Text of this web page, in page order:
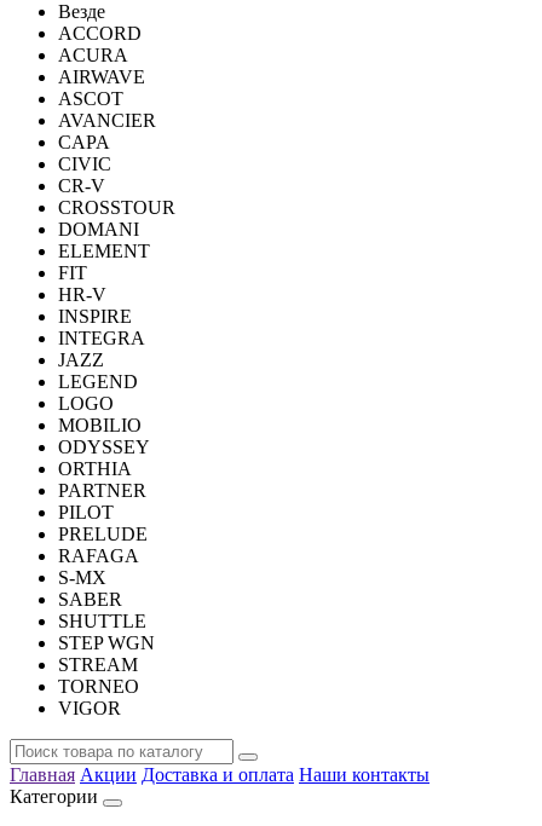
Везде
ACCORD
ACURA
AIRWAVE
ASCOT
AVANCIER
CAPA
CIVIC
CR-V
CROSSTOUR
DOMANI
ELEMENT
FIT
HR-V
INSPIRE
INTEGRA
JAZZ
LEGEND
LOGO
MOBILIO
ODYSSEY
ORTHIA
PARTNER
PILOT
PRELUDE
RAFAGA
S-MX
SABER
SHUTTLE
STEP WGN
STREAM
TORNEO
VIGOR
Главная Акции Доставка и оплата Наши контакты
Категории